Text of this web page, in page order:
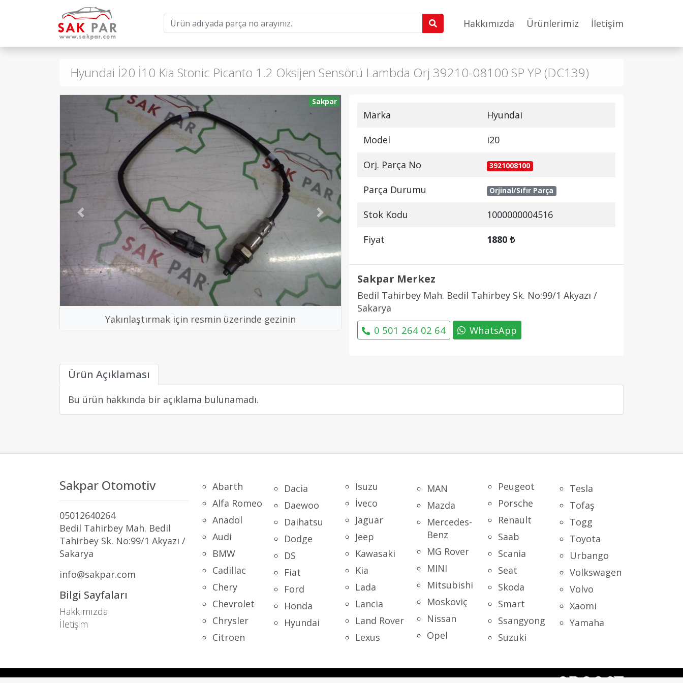
Hakkımızda Ürünlerimiz İletişim
Hyundai İ20 İ10 Kia Stonic Picanto 1.2 Oksijen Sensörü Lambda Orj 39210-08100 SP YP (DC139)
Sakpar
Previous Next
Yakınlaştırmak için resmin üzerinde gezinin
Marka Hyundai
Model i20
Orj. Parça No 3921008100
Parça Durumu Orjinal/Sıfır Parça
Stok Kodu 1000000004516
Fiyat 1880 ₺
Sakpar Merkez
Bedil Tahirbey Mah. Bedil Tahirbey Sk. No:99/1 Akyazı /
Sakarya
0 501 264 02 64 WhatsApp
Ürün Açıklaması
Bu ürün hakkında bir açıklama bulunamadı.
Sakpar Otomotiv
05012640264
Bedil Tahirbey Mah. Bedil
Tahirbey Sk. No:99/1 Akyazı /
Sakarya
info@sakpar.com
Bilgi Sayfaları
Hakkımızda
İletişim
Abarth
Alfa Romeo
Anadol
Audi
BMW
Cadillac
Chery
Chevrolet
Chrysler
Citroen
Dacia
Daewoo
Daihatsu
Dodge
DS
Fiat
Ford
Honda
Hyundai
Isuzu
İveco
Jaguar
Jeep
Kawasaki
Kia
Lada
Lancia
Land Rover
Lexus
MAN
Mazda
Mercedes-
Benz
MG Rover
MINI
Mitsubishi
Moskoviç
Nissan
Opel
Peugeot
Porsche
Renault
Saab
Scania
Seat
Skoda
Smart
Ssangyong
Suzuki
Tesla
Tofaş
Togg
Toyota
Urbango
Volkswagen
Volvo
Xaomi
Yamaha